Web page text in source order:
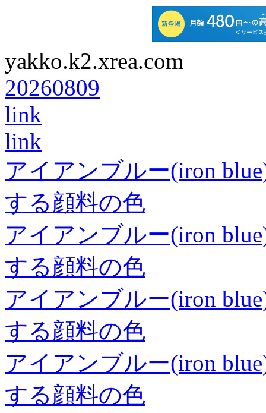
yakko.k2.xrea.com
20260809
link
link
アイアンブルー(iron
する顔料の色
アイアンブルー(iron
する顔料の色
アイアンブルー(iron
する顔料の色
アイアンブルー(iron
する顔料の色